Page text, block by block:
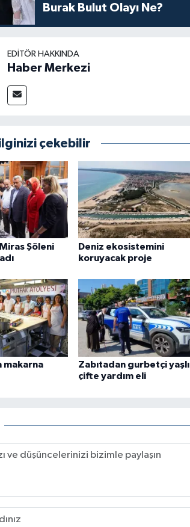
Burak Bulut Olayı Ne?
EDITÖR HAKKINDA
Haber Merkezi
çekebilir
Şöleni
Deniz ekosistemini
koruyacak proje
makarna
Zabıtadan gurbetçi yaşlı
çifte yardım eli